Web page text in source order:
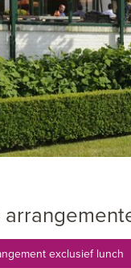
exclusief lunch